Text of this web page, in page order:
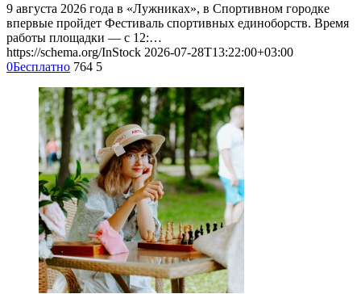
9 августа 2026 года в «Лужниках», в Спортивном городке
впервые пройдет Фестиваль спортивных единоборств. Время
работы площадки — с 12:…
https://schema.org/InStock 2026-07-28T13:22:00+03:00
0Бесплатно 764 5